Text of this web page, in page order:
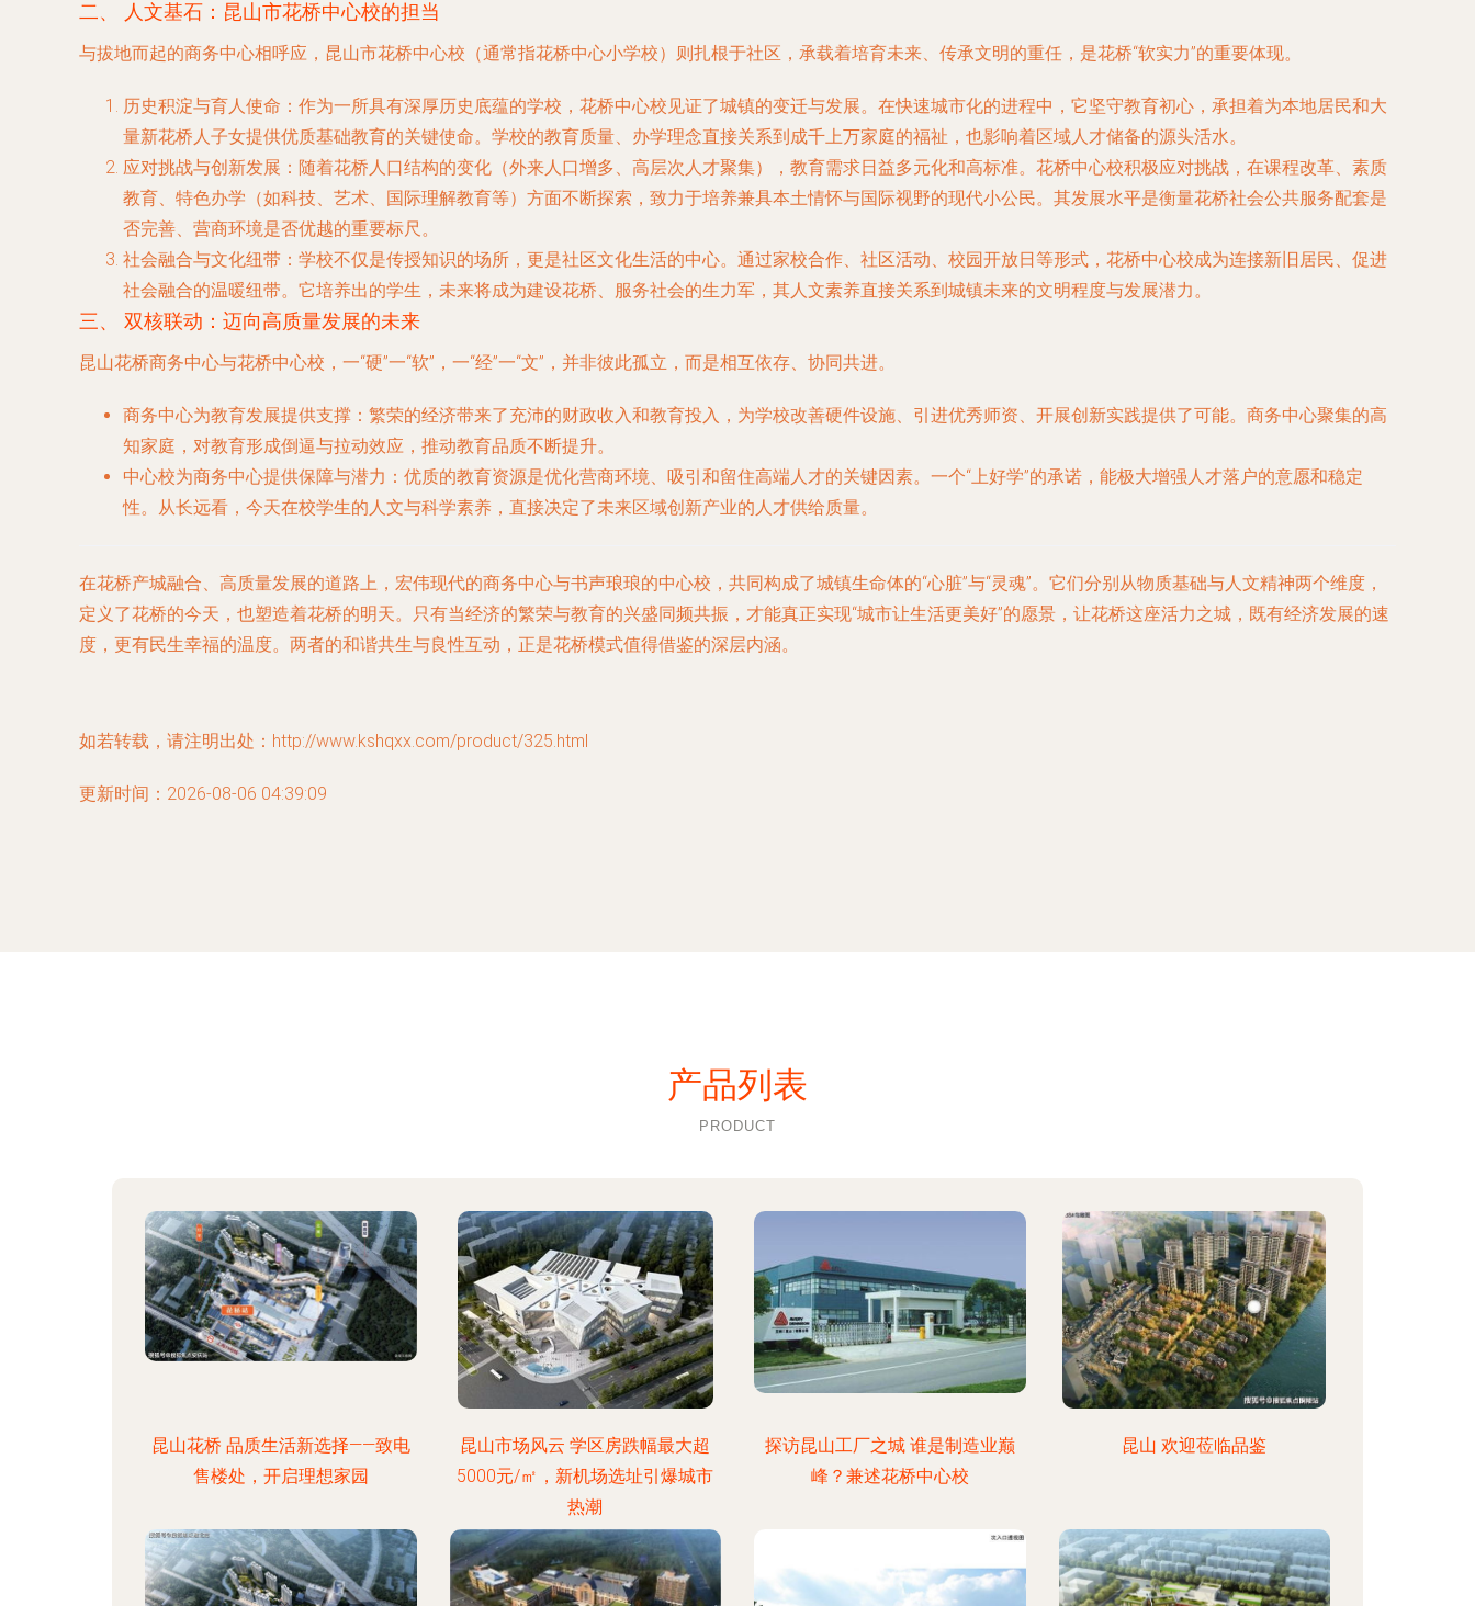
二、 人文基石：昆山市花桥中心校的担当
与拔地而起的商务中心相呼应，昆山市花桥中心校（通常指花桥中心小学校）则扎根于社区，承载着培育未来、传承文明的重任，是花桥“软实力”的重要体现。
历史积淀与育人使命 ：作为一所具有深厚历史底蕴的学校，花桥中心校见证了城镇的变迁与发展。在快速城市化的进程中，它坚守教育初心，承担着为本地居民和大
量新花桥人子女提供优质基础教育的关键使命。学校的教育质量、办学理念直接关系到成千上万家庭的福祉，也影响着区域人才储备的源头活水。
应对挑战与创新发展 ：随着花桥人口结构的变化（外来人口增多、高层次人才聚集），教育需求日益多元化和高标准。花桥中心校积极应对挑战，在课程改革、素质
教育、特色办学（如科技、艺术、国际理解教育等）方面不断探索，致力于培养兼具本土情怀与国际视野的现代小公民。其发展水平是衡量花桥社会公共服务配套是
否完善、营商环境是否优越的重要标尺。
社会融合与文化纽带 ：学校不仅是传授知识的场所，更是社区文化生活的中心。通过家校合作、社区活动、校园开放日等形式，花桥中心校成为连接新旧居民、促进
社会融合的温暖纽带。它培养出的学生，未来将成为建设花桥、服务社会的生力军，其人文素养直接关系到城镇未来的文明程度与发展潜力。
三、 双核联动：迈向高质量发展的未来
昆山花桥商务中心与花桥中心校，一“硬”一“软”，一“经”一“文”，并非彼此孤立，而是相互依存、协同共进。
商务中心为教育发展提供支撑 ：繁荣的经济带来了充沛的财政收入和教育投入，为学校改善硬件设施、引进优秀师资、开展创新实践提供了可能。商务中心聚集的高
知家庭，对教育形成倒逼与拉动效应，推动教育品质不断提升。
中心校为商务中心提供保障与潜力 ：优质的教育资源是优化营商环境、吸引和留住高端人才的关键因素。一个“上好学”的承诺，能极大增强人才落户的意愿和稳定
性。从长远看，今天在校学生的人文与科学素养，直接决定了未来区域创新产业的人才供给质量。
在花桥产城融合、高质量发展的道路上，宏伟现代的商务中心与书声琅琅的中心校，共同构成了城镇生命体的“心脏”与“灵魂”。它们分别从物质基础与人文精神两个维度，
定义了花桥的今天，也塑造着花桥的明天。只有当经济的繁荣与教育的兴盛同频共振，才能真正实现“城市让生活更美好”的愿景，让花桥这座活力之城，既有经济发展的速
度，更有民生幸福的温度。两者的和谐共生与良性互动，正是花桥模式值得借鉴的深层内涵。
如若转载，请注明出处：http://www.kshqxx.com/product/325.html
更新时间：2026-08-06 04:39:09
产品列表
PRODUCT
昆山花桥 品质生活新选择——致电
售楼处，开启理想家园
昆山市场风云 学区房跌幅最大超
5000元/㎡，新机场选址引爆城市
热潮
探访昆山工厂之城 谁是制造业巅
峰？兼述花桥中心校
昆山 欢迎莅临品鉴